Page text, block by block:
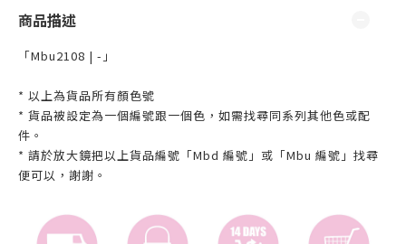
商品描述
「Mbu2108 | -」
* 以上為貨品所有顏色號
* 貨品被設定為一個編號跟一個色，如需找尋同系列其他色或配
件。
* 請於放大鏡把以上貨品編號「Mbd 編號」或「Mbu 編號」找尋
便可以，謝謝。